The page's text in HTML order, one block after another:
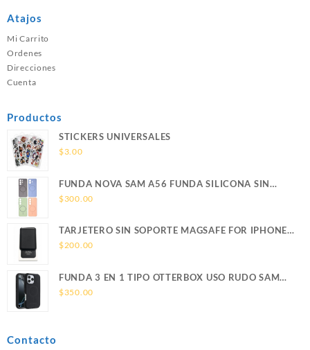
Atajos
Mi Carrito
Ordenes
Direcciones
Cuenta
Productos
STICKERS UNIVERSALES
$3.00
FUNDA NOVA SAM A56 FUNDA SILICONA SIN
SOPORTE MAGNETICO SAMSUNG
$300.00
TARJETERO SIN SOPORTE MAGSAFE FOR IPHONE
LEATHER WALLET MAGSAFE
$200.00
FUNDA 3 EN 1 TIPO OTTERBOX USO RUDO SAM
S26 ULTRA SAMSUNG S26 ULTRA
$350.00
Contacto